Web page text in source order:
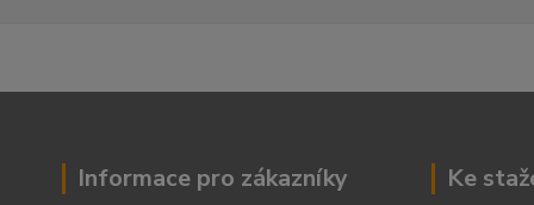
Informace pro zákazníky Ke